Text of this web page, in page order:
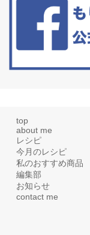
top
about me
レシピ
今月のレシピ
私のおすすめ商品
編集部
お知らせ
contact me